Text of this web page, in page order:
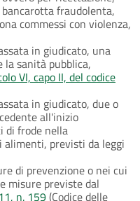
fraudolenta,
commessi con violenza,
in giudicato, una
sanità pubblica,
VI, capo II, del codice
in giudicato, due o
all'inizio
di frode nella
alimenti, previsti da leggi
di prevenzione o nei cui
misure previste dal
n. 159(Codice delle